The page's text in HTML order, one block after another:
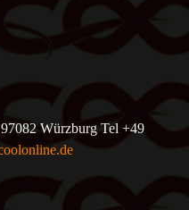
Würzburg Tel +49